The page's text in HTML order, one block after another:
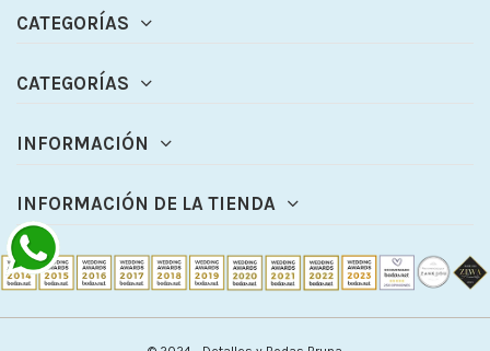
CATEGORÍAS
CATEGORÍAS
INFORMACIÓN
INFORMACIÓN DE LA TIENDA